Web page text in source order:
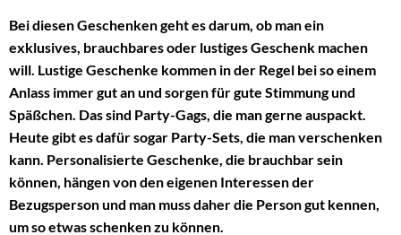
Bei diesen Geschenken geht es darum, ob man ein
exklusives, brauchbares oder lustiges Geschenk machen
will. Lustige Geschenke kommen in der Regel bei so einem
Anlass immer gut an und sorgen für gute Stimmung und
Späßchen. Das sind Party-Gags, die man gerne auspackt.
Heute gibt es dafür sogar Party-Sets, die man verschenken
kann. Personalisierte Geschenke, die brauchbar sein
können, hängen von den eigenen Interessen der
Bezugsperson und man muss daher die Person gut kennen,
um so etwas schenken zu können.